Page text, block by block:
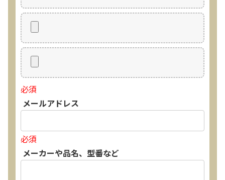
必須
メールアドレス
必須
メーカーや品名、型番など